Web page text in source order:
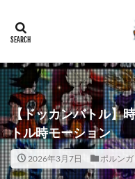
【ドッカンバトル】
トル時モーション
2026年3月7日 ポルンガ